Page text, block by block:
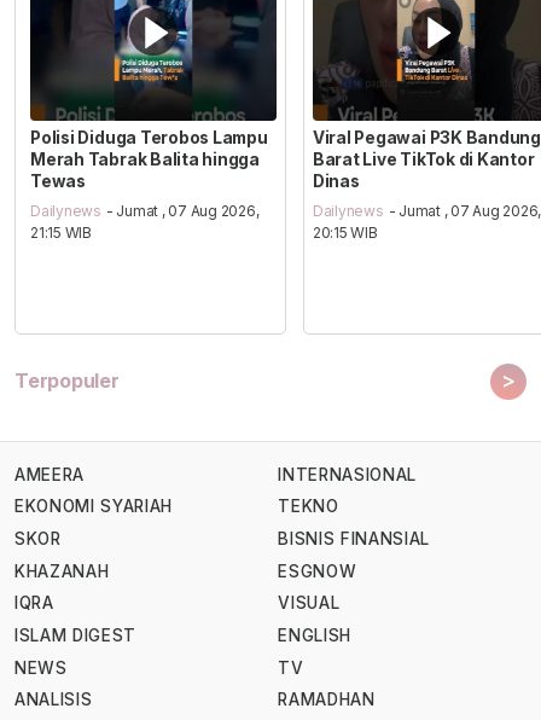
Polisi Diduga Terobos Lampu
Merah Tabrak Balita hingga
Tewas
Dailynews - Jumat , 07 Aug 2026,
21:15 WIB
Viral Pegawai P3K Bandung
Barat Live TikTok di Kantor
Dinas
Dailynews - Jumat , 07 Aug 2026,
20:15 WIB
Terpopuler >
AMEERA
EKONOMI SYARIAH
SKOR
KHAZANAH
IQRA
ISLAM DIGEST
NEWS
ANALISIS
INTERNASIONAL
TEKNO
BISNIS FINANSIAL
ESGNOW
VISUAL
ENGLISH
TV
RAMADHAN